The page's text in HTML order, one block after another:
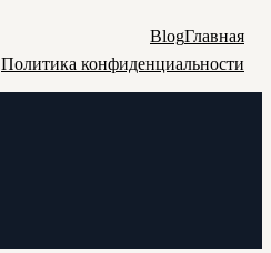
BlogГлавная
Политика конфиденциальности